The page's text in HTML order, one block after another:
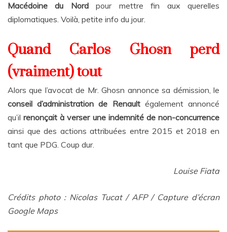
Macédoine du Nordpour mettre fin aux querelles
diplomatiques. Voilà, petite info du jour.
Quand Carlos Ghosn perd
(vraiment) tout
Alors que l’avocat de Mr. Ghosn annonce sa démission, le
conseil d’administration de Renaultégalement annoncé
qu’ilrenonçait à verser une indemnité de non-concurrence
ainsi que des actions attribuées entre 2015 et 2018 en
tant que PDG. Coup dur.
Louise Fiata
Crédits photo : Nicolas Tucat / AFP / Capture d’écran
Google Maps